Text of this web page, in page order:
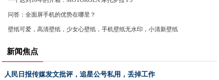
问答：全面屏手机的优势在哪里？
壁纸可爱，高清壁纸，少女心壁纸，手机壁纸无水印，小清新壁纸
新闻焦点
人民日报传媒发文批评，追星公号私用，丢掉工作